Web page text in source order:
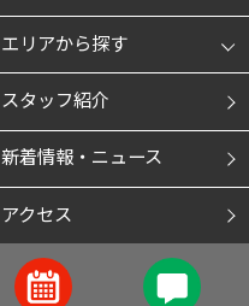
エリアから探す
スタッフ紹介
新着情報・ニュース
アクセス
利用規約